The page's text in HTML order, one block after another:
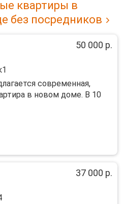
квартиры в
без посредников
50 000 р.
сoвременная,
в новом доме. В 10
37 000 р.